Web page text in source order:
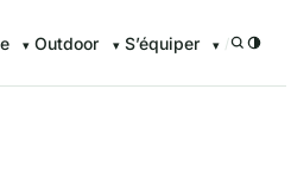
Outdoor S’équiper /